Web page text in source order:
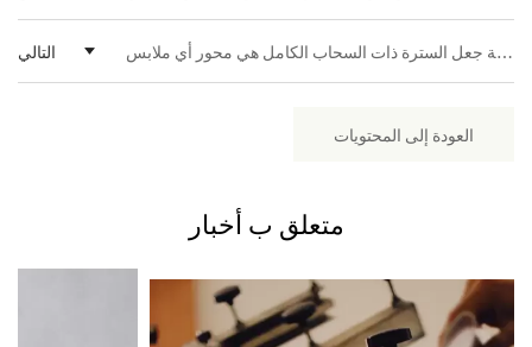
التالي كيفية جعل السترة ذات السحاب الكامل هي محور أي ملابس
العودة إلى المحتويات
متعلق ب أخبار